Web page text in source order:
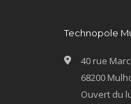
Technopole
40 rue
68200
Ouvert du